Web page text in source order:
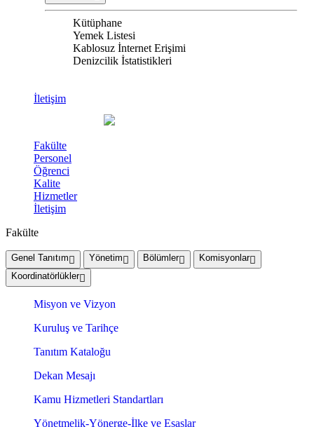
Kütüphane
Yemek Listesi
Kablosuz İnternet Erişimi
Denizcilik İstatistikleri
İletişim
Fakülte
Personel
Öğrenci
Kalite
Hizmetler
İletişim
Fakülte
Genel Tanıtım Yönetim Bölümler
Komisyonlar
Koordinatörlükler
Misyon ve Vizyon
Kuruluş ve Tarihçe
Tanıtım Kataloğu
Dekan Mesajı
Kamu Hizmetleri Standartları
Yönetmelik-Yönerge-İlke ve Esaslar